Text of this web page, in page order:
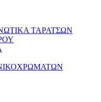
ΤΑΡΑΤΣΩΝ